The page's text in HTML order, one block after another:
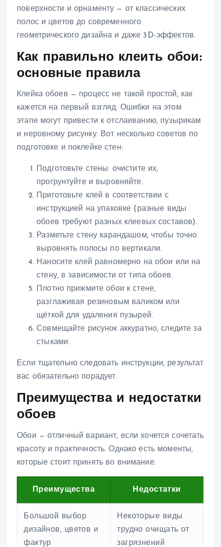
поверхности и орнаменту — от классических
полос и цветов до современного
геометрического дизайна и даже 3D-эффектов.
Как правильно клеить обои:
основные правила
Клейка обоев — процесс не такой простой, как
кажется на первый взгляд. Ошибки на этом
этапе могут привести к отслаиванию, пузырикам
и неровному рисунку. Вот несколько советов по
подготовке и поклейке стен:
Подготовьте стены: очистите их,
прогрунтуйте и выровняйте.
Приготовьте клей в соответствии с
инструкцией на упаковке (разные виды
обоев требуют разных клеевых составов).
Разметьте стену карандашом, чтобы точно
выровнять полосы по вертикали.
Наносите клей равномерно на обои или на
стену, в зависимости от типа обоев.
Плотно прижмите обои к стене,
разглаживая резиновым валиком или
щёткой для удаления пузырей.
Совмещайте рисунок аккуратно, следите за
стыками.
Если тщательно следовать инструкции, результат
вас обязательно порадует.
Преимущества и недостатки
обоев
Обои — отличный вариант, если хочется сочетать
красоту и практичность. Однако есть моменты,
которые стоит принять во внимание.
Преимущества Недостатки
Большой выбор
дизайнов, цветов и
фактур
Некоторые виды
трудно очищать от
загрязнений